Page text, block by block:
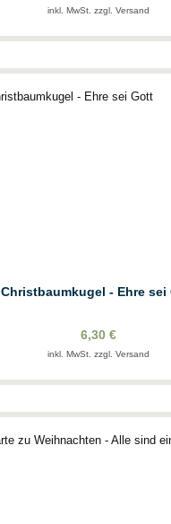
inkl. MwSt. zzgl. Versand
Christbaumkugel - Ehre sei
6,30 €
inkl. MwSt. zzgl. Versand